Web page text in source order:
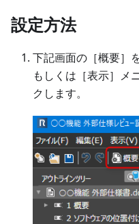
設定方法
下記画面の［概要］
もしくは［表示］メ
クします。